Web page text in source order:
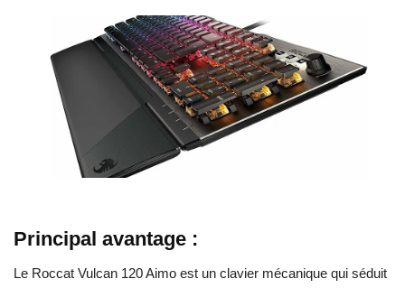
Principal avantage :
Le Roccat Vulcan 120 Aimo est un clavier mécanique qui séduit